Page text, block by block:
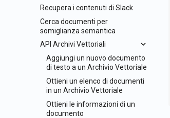
Recupera i contenuti di Slack
Cerca documenti per
somiglianza semantica
API Archivi Vettoriali
Aggiungi un nuovo documento
di testo a un Archivio Vettoriale
Ottieni un elenco di documenti
in un Archivio Vettoriale
Ottieni le informazioni di un
documento